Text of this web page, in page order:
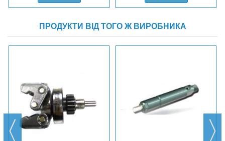
ПРОДУКТИ ВІД ТОГО Ж ВИРОБНИКА